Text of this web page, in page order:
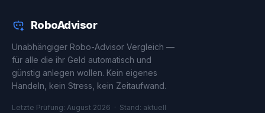
RoboAdvisor
Unabhängiger Robo-Advisor Vergleich —
für alle die ihr Geld automatisch und
günstig anlegen wollen. Kein eigenes
Handeln, kein Stress, kein Zeitaufwand.
Letzte Prüfung: August 2026 · Stand: aktuell